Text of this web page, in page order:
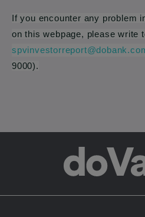
If you encounter any problem
on this webpage, please write
9000).